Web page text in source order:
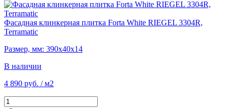
Фасадная клинкерная плитка Forta White RIEGEL 3304R,
Terramatic
Размер, мм: 390х40х14
В наличии
4 890 руб. / м2